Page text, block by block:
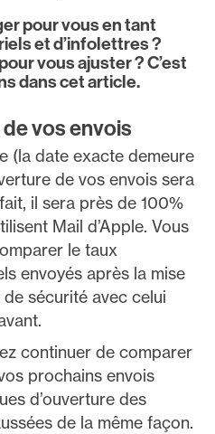
pour vous en tant
et d’infolettres ?
vous ajuster ? C’est
dans cet article.
vos envois
(la date exacte demeure
de vos envois sera
il sera près de 100%
Mail d’Apple. Vous
le taux
envoyés après la mise
sécurité avec celui
continuer de comparer
prochains envois
d’ouverture des
de la même façon.